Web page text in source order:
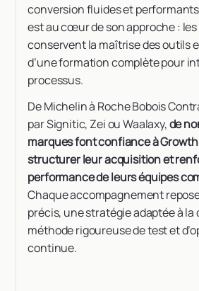
conversion fluides et
est au cœur de son approche :
conservent la maîtrise des outils
d’une formation complète pour
processus.
De Michelin à Roche Bobois
par Signitic, Zei ou Waalaxy,de
marques font confiance à
structurer leur acquisition et
performance de leurs équipes
Chaque accompagnement
précis, une stratégie adaptée à la
méthode rigoureuse de test et
continue.